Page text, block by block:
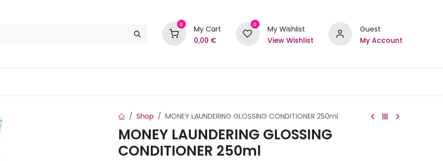
0
My Cart
0,00 €
0
My Wishlist
View Wishlist
Guest
My Account
Shop MONEY LAUNDERING GLOSSING CONDITIONER 250ml
MONEY LAUNDERING GLOSSING
CONDITIONER 250ml